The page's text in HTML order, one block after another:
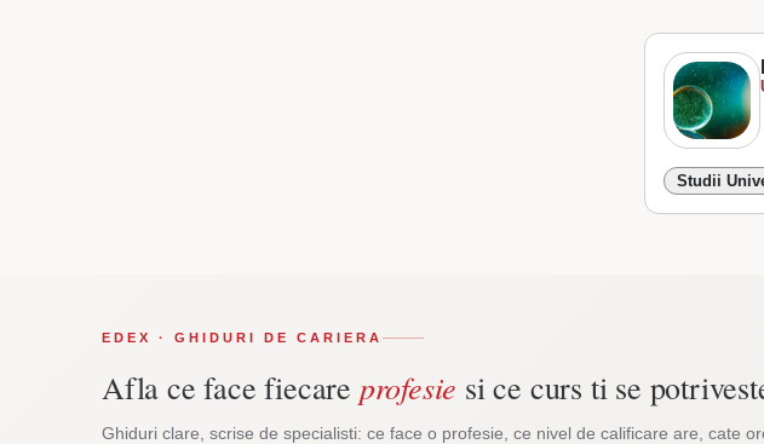
Studii
EDEX · GHIDURI DE CARIERA
Afla ce face fiecare profesie si ce curs ti se
Ghiduri clare, scrise de specialisti: ce face o profesie, ce nivel de calificare are, cate